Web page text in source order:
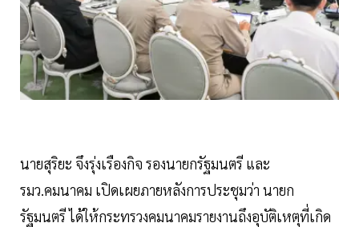
นายสุริยะ จึงรุ่งเรืองกิจ รองนายกรัฐมนตรี และ
รมว.คมนาคม เปิดเผยภายหลังการประชุมว่า นายก
รัฐมนตรี ได้ให้กระทรวงคมนาคมรายงานถึงอุบัติเหตุที่เกิด